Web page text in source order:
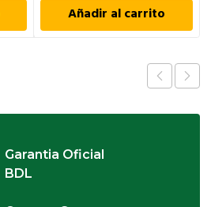
Añadir al carrito
Garantia Oficial
BDL